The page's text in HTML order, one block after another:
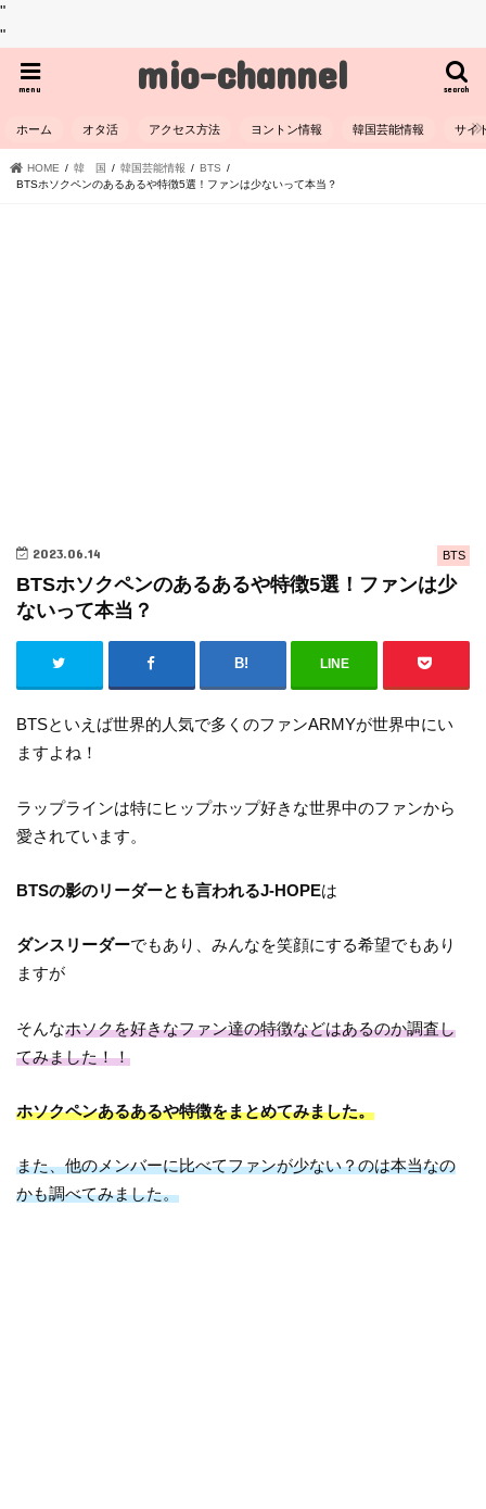
"
"
mio-channel search
menu
ホーム オタ活 アクセス方法 ヨントン情報 韓国芸能情報 サイ
HOME 韓 国 韓国芸能情報
BTS
BTSホソクペンのあるあるや特徴5選！ファンは少ないって本当？
BTS
2023.06.14
BTSホソクペンのあるあるや特徴5選！ファンは少
ないって本当？
LINE
BTSといえば世界的人気で多くのファンARMYが世界中にい
ますよね！
ラップラインは特にヒップホップ好きな世界中のファンから
愛されています。
BTSの影のリーダーとも言われるJ-HOPEは
ダンスリーダーでもあり、みんなを笑顔にする希望でもあり
ますが
そんなホソクを好きなファン達の特徴などはあるのか調査し
てみました！！
ホソクペンあるあるや特徴をまとめてみました。
また、他のメンバーに比べてファンが少ない？のは本当なの
かも調べてみました。